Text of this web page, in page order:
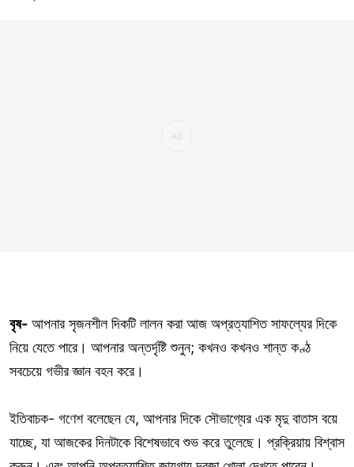
বৃষ- আপনার সৃজনশীল দিকটি লালন করা আজ অপ্রত্যাশিত সাফল্যের দিকে
নিয়ে যেতে পারে। আপনার অন্তর্দৃষ্টি শুনুন; কখনও কখনও শান্ত কণ্ঠ
সবচেয়ে গভীর জ্ঞান বহন করে।
ইতিবাচক- গণেশ বলেছেন যে, আপনার দিকে সৌভাগ্যের এক মৃদু বাতাস বয়ে
যাচ্ছে, যা আজকের দিনটাকে বিশেষভাবে শুভ করে তুলেছে। প্রক্রিয়ায় বিশ্বাস